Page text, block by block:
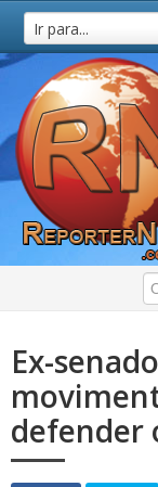
Ir para...
Ex-
defender